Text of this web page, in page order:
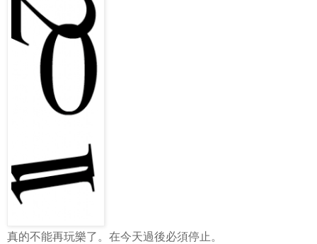
真的不能再玩樂了。在今天過後必須停止。